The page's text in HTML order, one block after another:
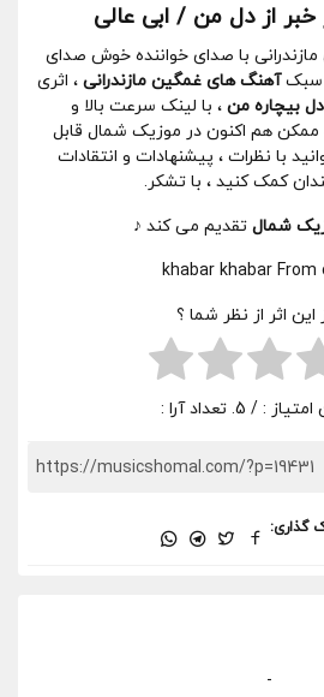
از دل من / ابی عالی
مازندرانی با صدای خواننده خوش صدای
سبکآهنگ های غمگین مازندرانی ، اثری
بیچاره من ، با لینک سرعت بالا و
هم اکنون در موزیک شمال قابل
با نظرات ، پیشنهادات و انتقادات
کمک کنید ، با تشکر.
شمال تقدیم می کند ♪
khabar khabar From
این اثر از نظر شما ؟
امتیاز : / 5. تعداد آرا :
گذاری:
-